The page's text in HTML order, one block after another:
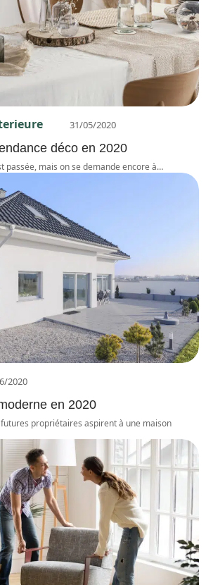
31/05/2020
déco en 2020
passée, mais on se demande encore à…
2020
en 2020
futures propriétaires aspirent à une maison